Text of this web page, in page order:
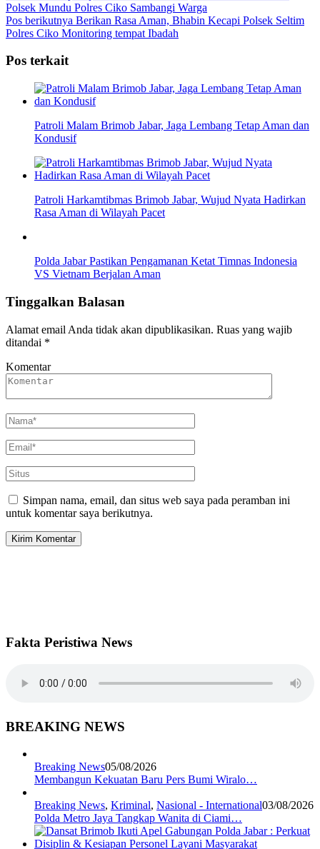
Polsek Mundu Polres Ciko Sambangi Warga
Pos berikutnya Berikan Rasa Aman, Bhabin Kecapi Polsek Seltim
Polres Ciko Monitoring tempat Ibadah
Pos terkait
Patroli Malam Brimob Jabar, Jaga Lembang Tetap Aman dan
Kondusif
Patroli Harkamtibmas Brimob Jabar, Wujud Nyata Hadirkan
Rasa Aman di Wilayah Pacet
Polda Jabar Pastikan Pengamanan Ketat Timnas Indonesia
VS Vietnam Berjalan Aman
Tinggalkan Balasan
Alamat email Anda tidak akan dipublikasikan. Ruas yang wajib
ditandai *
Komentar
Simpan nama, email, dan situs web saya pada peramban ini
untuk komentar saya berikutnya.
Fakta Peristiwa News
BREAKING NEWS
Breaking News05/08/2026
Membangun Kekuatan Baru Pers Bumi Wiralo…
Breaking News, Kriminal, Nasional - International03/08/2026
Polda Metro Jaya Tangkap Wanita di Ciami…